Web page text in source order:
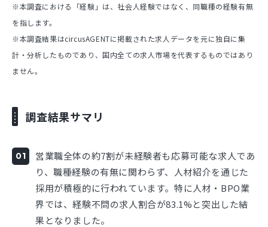
※本調査における「経験」は、社会人経験ではなく、同職種の経験有無
を指します。
※本調査結果はcircusAGENTに掲載された求人データを元に独自に集
計・分析したものであり、国内全ての求人市場を代表するものではあり
ません。
調査結果サマリ
営業職全体の約7割が未経験者も応募可能な求人であ
り、職種経験の有無に関わらず、人材紹介を通じた
採用が積極的に行われています。特に人材・BPO業
界では、経験不問の求人割合が83.1%と突出した結
果となりました。